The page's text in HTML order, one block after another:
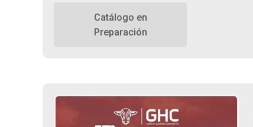
Catálogo en
Preparación